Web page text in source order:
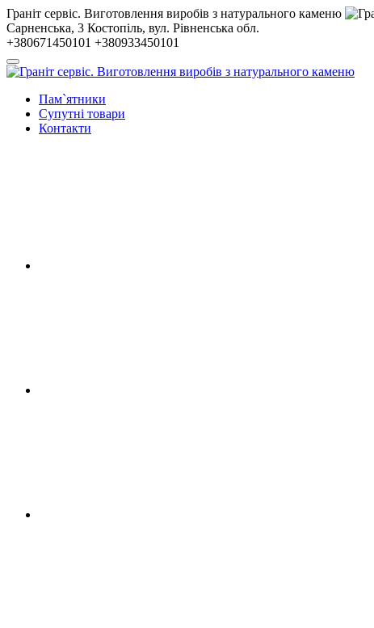
Гранiт сервiс. Виготовлення виробів з натурального каменю
Сарненська, 3 Костопiль, вул. Рiвненська обл.
+380671450101 +380933450101
Пам`ятники
Супутні товари
Контакти